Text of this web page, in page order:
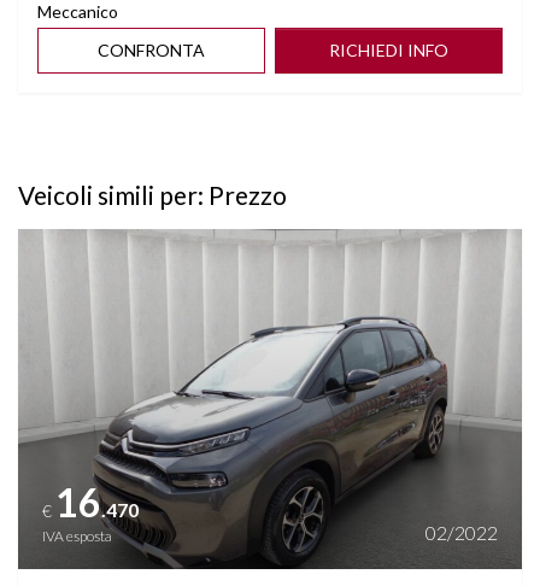
Meccanico
CONFRONTA
RICHIEDI INFO
Veicoli simili per: Prezzo
€ 16.470
IVA esposta 02/2022